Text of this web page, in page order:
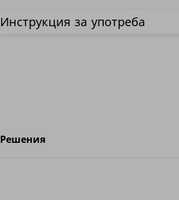
Инструкция за употреба
Решения